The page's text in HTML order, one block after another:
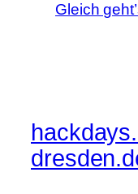
Gleich